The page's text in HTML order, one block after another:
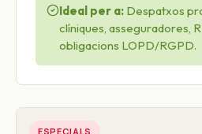
Ideal per a: Despatxos
clíniques, asseguradores,
obligacions LOPD/RGPD.
ESPECIALS